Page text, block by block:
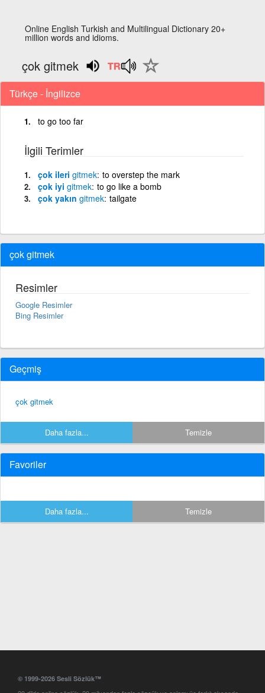
Online English Turkish and Multilingual Dictionary 20+
million words and idioms.
çok gitmek
Türkçe - İngilizce
to go too far
İlgili Terimler
çok ileri gitmek to overstep the mark
çok iyi gitmek to go like a bomb
çok yakın gitmek tailgate
çok gitmek
Resimler
Google Resimler
Bing Resimler
Geçmiş
çok gitmek
Daha fazla... Temizle
Favoriler
Daha fazla... Temizle
© 1999-2026 Sesli Sözlük™